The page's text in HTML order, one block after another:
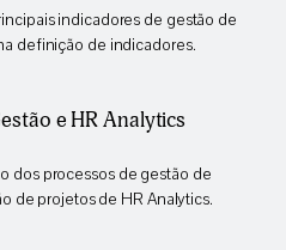
indicadores de gestão de
definição de indicadores.
e HR Analytics
dos processos de gestão de
de projetos de HR Analytics.